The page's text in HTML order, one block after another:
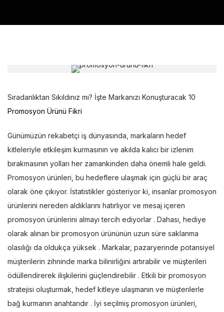
Sıradanlıktan Sıkıldınız mı? İşte Markanızı Konuşturacak 10
Promosyon Ürünü Fikri
Günümüzün rekabetçi iş dünyasında, markaların hedef
kitleleriyle etkileşim kurmasının ve akılda kalıcı bir izlenim
bırakmasının yolları her zamankinden daha önemli hale geldi.
Promosyon ürünleri, bu hedeflere ulaşmak için güçlü bir araç
olarak öne çıkıyor. İstatistikler gösteriyor ki, insanlar promosyon
ürünlerini nereden aldıklarını hatırlıyor ve mesaj içeren
promosyon ürünlerini almayı tercih ediyorlar . Dahası, hediye
olarak alınan bir promosyon ürününün uzun süre saklanma
olasılığı da oldukça yüksek . Markalar, pazaryerinde potansiyel
müşterilerin zihninde marka bilinirliğini artırabilir ve müşterileri
ödüllendirerek ilişkilerini güçlendirebilir . Etkili bir promosyon
stratejisi oluşturmak, hedef kitleye ulaşmanın ve müşterilerle
bağ kurmanın anahtarıdır . İyi seçilmiş promosyon ürünleri,